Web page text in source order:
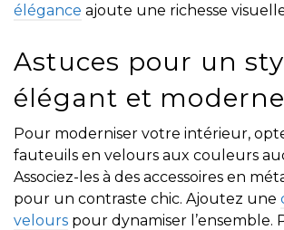
élégance ajoute une richesse
Astuces pour un
élégant et moderne
Pour moderniser votre intérieur,
fauteuils en velours aux couleurs
Associez-les à des accessoires en
pour un contraste chic. Ajoutez une
velours pour dynamiser l’ensemble.